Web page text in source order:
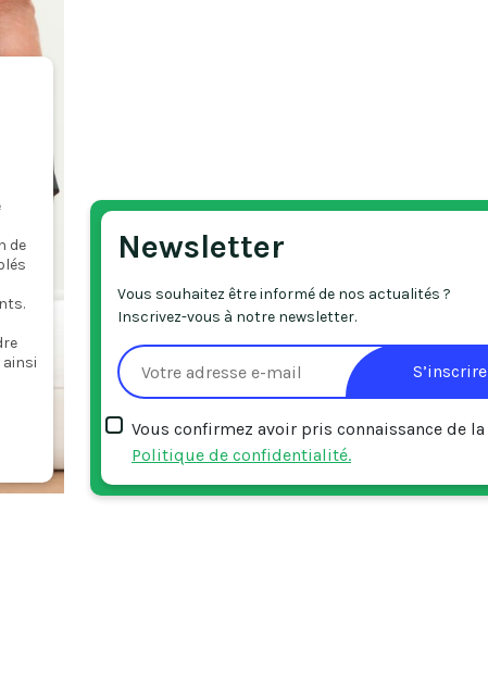
de
ainsi
Newsletter
Vous souhaitez être informé de nos actualités ?
Inscrivez-vous à notre newsletter.
S’inscrire
Vous confirmez avoir pris connaissance de la
Politique de confidentialité.